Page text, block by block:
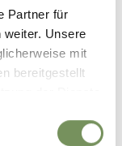
Partner für
weiter. Unsere
mit
bereitgestellt